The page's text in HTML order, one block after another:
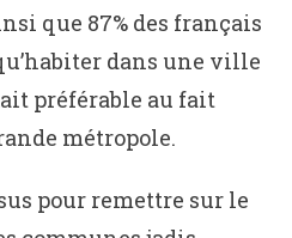
que 87% des français
dans une ville
préférable au fait
métropole.
pour remettre sur le